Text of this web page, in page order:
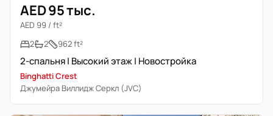
AED 95 тыс.
AED 99 / ft²
2
2 962 ft²
2-спальня | Высокий этаж | Новостройка
Binghatti Crest
Джумейра Виллидж Серкл (JVC)